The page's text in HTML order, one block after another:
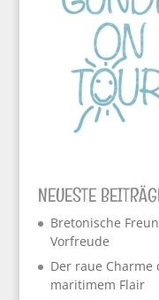
NEUESTE
Bretonische
Vorfreude
Der raue
maritimem Flair